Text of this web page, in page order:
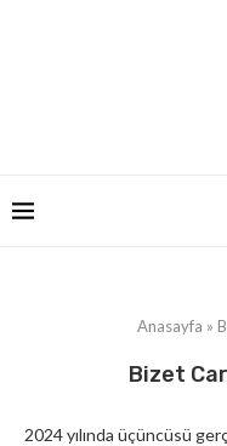
Anasayfa »
Bizet
2024 yılında üçüncüsü